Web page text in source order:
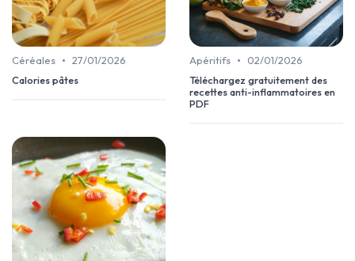
Céréales • 27/01/2026
Calories pâtes
Apéritifs •
02/01/2026
Téléchargez gratuitement des
recettes anti-inflammatoires en
PDF